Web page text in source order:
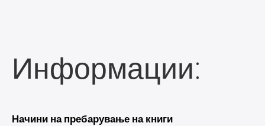
Информации:
Начини на пребарување на книги